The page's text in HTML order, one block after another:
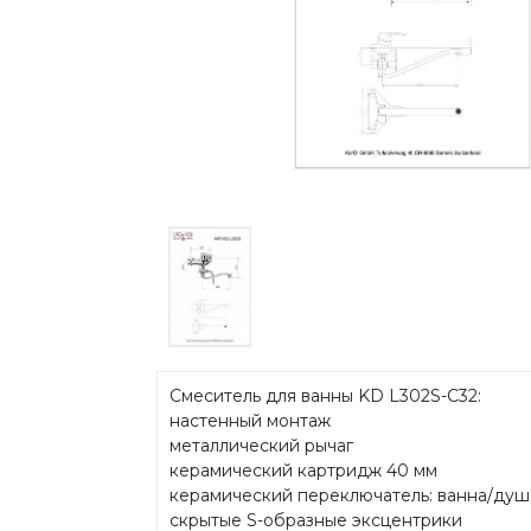
Смеситель для ванны KD L302S-C32:
настенный монтаж
металлический рычаг
керамический картридж 40 мм
керамический переключатель: ванна/душ
скрытые S-образные эксцентрики